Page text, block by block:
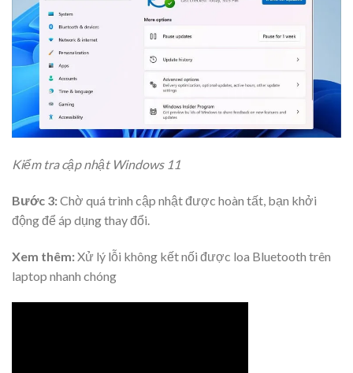
Kiểm tra cập nhật Windows 11
Bước 3:Chờ quá trình cập nhật được hoàn tất, bạn khởi
động để áp dụng thay đổi.
Xem thêm:Xử lý lỗi không kết nối được loa Bluetooth trên
laptop nhanh chóng